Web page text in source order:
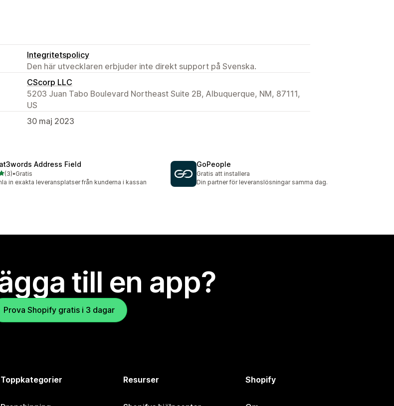
Integritetspolicy
Den här utvecklaren erbjuder inte direkt support på Svenska.
CScorp LLC
5203 Juan Tabo Boulevard Northeast Suite 2B, Albuquerque, NM, 87111,
US
30 maj 2023
Address Field
5 stjärnor
(3) totalt
•Gratis
in exakta leveransplatser från kunderna i kassan
GoPeople
Gratis att installera
Din partner för leveranslösningar samma dag.
till en app?
Prova Shopify gratis i 3 dagar
Toppkategorier Resurser Shopify